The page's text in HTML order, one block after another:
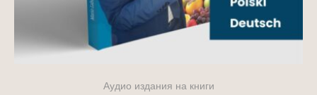
Аудио издания на книги